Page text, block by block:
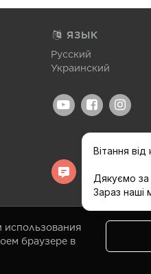
браузере в
ЯЗЫК
Русский
Украинский